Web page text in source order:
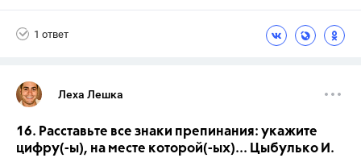
1 ответ
Леха Лешка
16. Расставьте все знаки препинания: укажите
цифру(-ы), на месте которой(-ых)... Цыбулько И.